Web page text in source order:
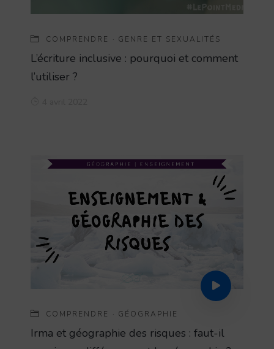
COMPRENDRE · GENRE ET SEXUALITÉS
L’écriture inclusive : pourquoi et comment
l’utiliser ?
COMPRENDRE · GÉOGRAPHIE
Irma et géographie des risques : faut-il